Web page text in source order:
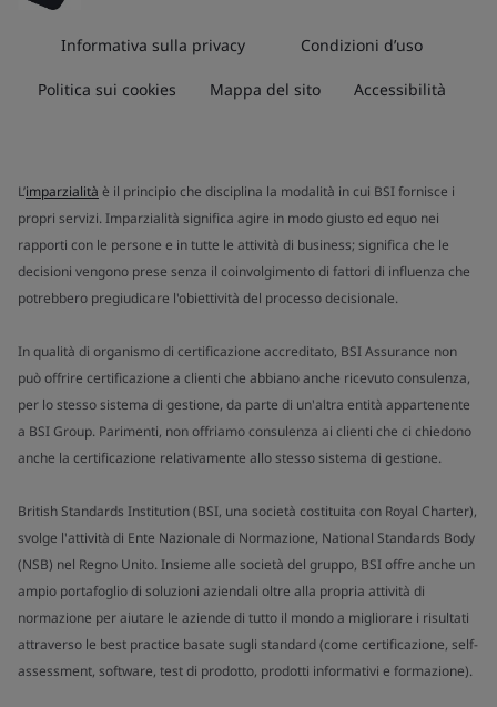
Informativa sulla privacy Condizioni d’uso
Politica sui cookies Mappa del sito Accessibilità
L’imparzialità è il principio che disciplina la modalità in cui BSI fornisce i
propri servizi. Imparzialità significa agire in modo giusto ed equo nei
rapporti con le persone e in tutte le attività di business; significa che le
decisioni vengono prese senza il coinvolgimento di fattori di influenza che
potrebbero pregiudicare l'obiettività del processo decisionale.
In qualità di organismo di certificazione accreditato, BSI Assurance non
può offrire certificazione a clienti che abbiano anche ricevuto consulenza,
per lo stesso sistema di gestione, da parte di un'altra entità appartenente
a BSI Group. Parimenti, non offriamo consulenza ai clienti che ci chiedono
anche la certificazione relativamente allo stesso sistema di gestione.
British Standards Institution (BSI, una società costituita con Royal Charter),
svolge l'attività di Ente Nazionale di Normazione, National Standards Body
(NSB) nel Regno Unito. Insieme alle società del gruppo, BSI offre anche un
ampio portafoglio di soluzioni aziendali oltre alla propria attività di
normazione per aiutare le aziende di tutto il mondo a migliorare i risultati
attraverso le best practice basate sugli standard (come certificazione, self-
assessment, software, test di prodotto, prodotti informativi e formazione).